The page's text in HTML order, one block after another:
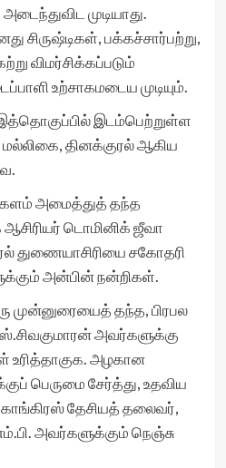
முடியாது.
சிருஷ்டிகள், பக்கச்சார்பற்று,
விமர்சிக்கப்படும்
உற்சாகமடைய முடியும்.
இடம்பெற்றுள்ள
தினக்குரல் ஆகிய
களம் அமைத்துத் தந்த
ஆசிரியர் டொமினிக் ஜீவா
துணையாசிரியை சகோதரி
அன்பின் நன்றிகள்.
முன்னுரையைத் தந்த, பிரபல
அவர்களுக்கு
அழகான
பெருமை சேர்த்து, உதவிய
காங்கிரஸ் தேசியத் தலைவர்,
அவர்களுக்கும் நெஞ்சு